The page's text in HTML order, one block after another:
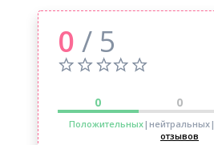
0 / 5
0 0
Положительных|нейтральных|
отзывов